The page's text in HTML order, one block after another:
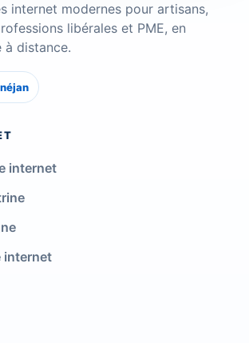
internet modernes pour artisans,
libérales et PME, en
à distance.
internet
internet